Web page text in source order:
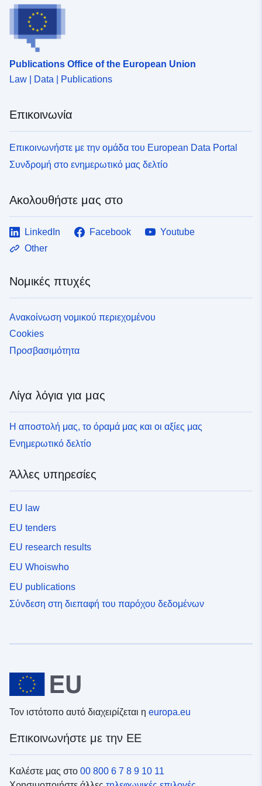
Publications Office of the European Union
Law | Data | Publications
Επικοινωνία
Επικοινωνήστε με την ομάδα του European Data Portal
Συνδρομή στο ενημερωτικό μας δελτίο
Ακολουθήστε μας στο
LinkedIn Facebook
Youtube
Other
Νομικές πτυχές
Ανακοίνωση νομικού περιεχομένου
Cookies
Προσβασιμότητα
Λίγα λόγια για μας
Η αποστολή μας, το όραμά μας και οι αξίες μας
Ενημερωτικό δελτίο
Άλλες υπηρεσίες
EU law
EU tenders
EU research results
EU Whoiswho
EU publications
Σύνδεση στη διεπαφή του παρόχου δεδομένων
Τον ιστότοπο αυτό διαχειρίζεται η europa.eu
Επικοινωνήστε με την ΕΕ
Καλέστε μας στο 00 800 6 7 8 9 10 11